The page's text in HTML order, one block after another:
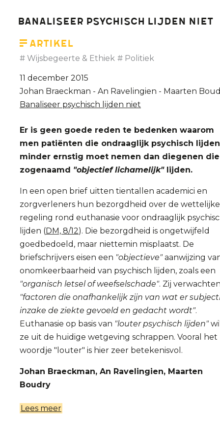
ziekenhuizen
euthanasie
zouden
weigeren
zonder
hun
te
verliezen
Banaliseer psychisch lijden niet
Artikel
Wijsbegeerte & Ethiek Politiek
11 december 2015
Johan Braeckman - An Ravelingien - Maarten
Banaliseer psychisch lijden niet
Er is geen goede reden te bedenken waarom
men patiënten die ondraaglijk psychisch lijden
minder ernstig moet nemen dan diegenen die
zogenaamd "objectief lichamelijk"lijden.
In een open brief uitten tientallen academici en
zorgverleners hun bezorgdheid over de wettelijke
regeling rond euthanasie voor ondraaglijk
lijden (DM, 8/12). Die bezorgdheid is ongetwijfeld
goedbedoeld, maar niettemin misplaatst. De
briefschrijvers eisen een "objectieve"aanwijzing
onomkeerbaarheid van psychisch lijden, zoals een
"organisch letsel of weefselschade". Zij
"factoren die onafhankelijk zijn van wat er
inzake de ziekte gevoeld en gedacht wordt".
Euthanasie op basis van "louter psychisch lijden"
ze uit de huidige wetgeving schrappen. Vooral het
woordje "louter" is hier zeer betekenisvol.
Johan Braeckman, An Ravelingien, Maarten
Boudry
Lees meer